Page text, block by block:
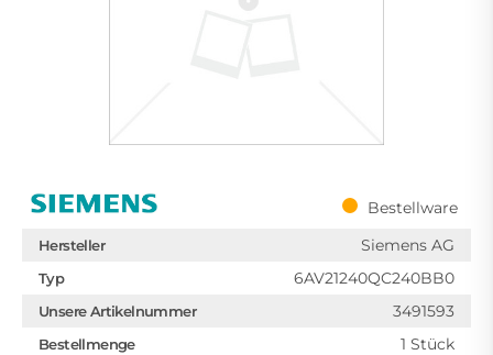
Bestellware
Hersteller Siemens AG
Typ 6AV21240QC240BB0
Unsere Artikelnummer 3491593
Bestellmenge 1 Stück